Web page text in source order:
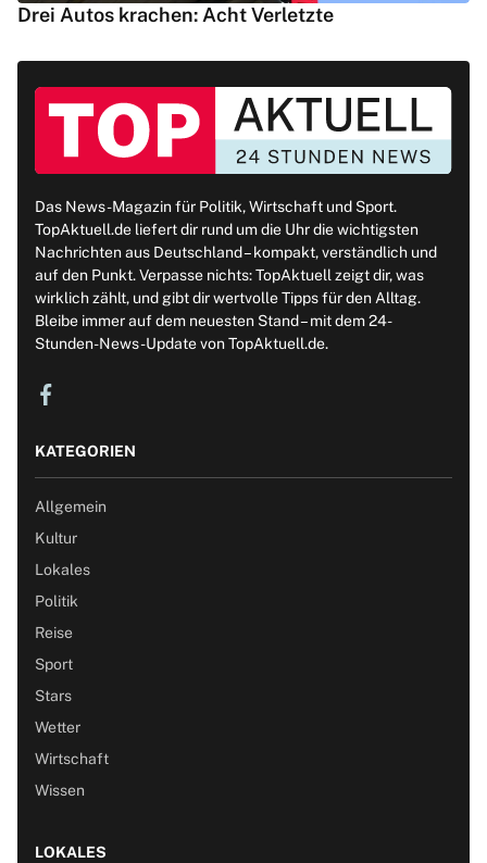
Drei Autos krachen: Acht Verletzte
Das News-Magazin für Politik, Wirtschaft und Sport.
TopAktuell.de liefert dir rund um die Uhr die wichtigsten
Nachrichten aus Deutschland – kompakt, verständlich und
auf den Punkt. Verpasse nichts: TopAktuell zeigt dir, was
wirklich zählt, und gibt dir wertvolle Tipps für den Alltag.
Bleibe immer auf dem neuesten Stand – mit dem 24-
Stunden-News-Update von TopAktuell.de.
KATEGORIEN
Allgemein
Kultur
Lokales
Politik
Reise
Sport
Stars
Wetter
Wirtschaft
Wissen
LOKALES